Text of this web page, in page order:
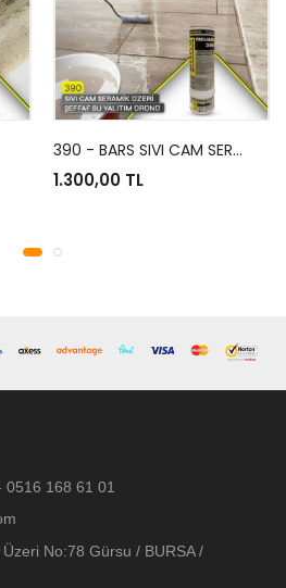
390 - BARS SIVI CAM SERAMİK ÜZERİ ŞEFFAF SU YALITIM ÜRÜNÜ
1.300,00 TL
0516 168 61 01
Üzeri No:78 Gürsu / BURSA /